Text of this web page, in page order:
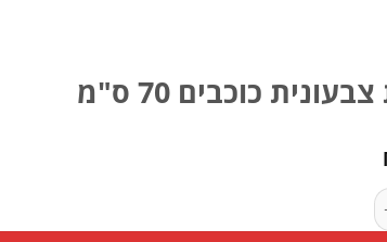
כוכבים 70 ס"מ
כוכבים 70 ס"מ